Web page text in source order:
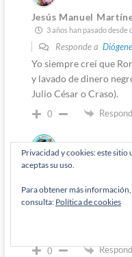
Jesús Manuel
3 años han pasado desde
Responde a
Yo siempre creí que
y lavado de dinero
Julio César o Craso).
0
Autor
Diógenes Pantarújez
Responde aJesús
Coincido, para mi el
0
Privacidad y cookies: este sitio
aceptas su uso.
Para obtener más
consulta: Política de cookies